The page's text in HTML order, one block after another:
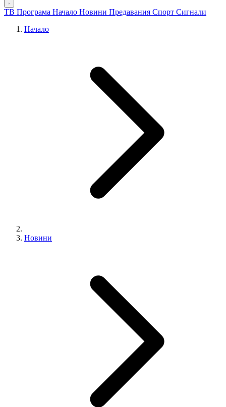
ТВ Програма Начало Новини Предавания Спорт Сигнали
Начало
Новини